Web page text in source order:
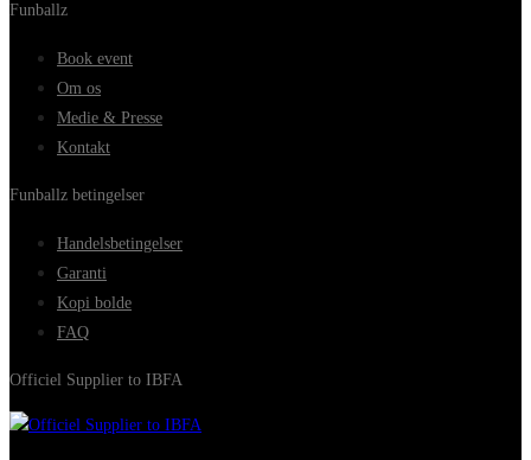
Funballz
Book event
Om os
Medie & Presse
Kontakt
Funballz betingelser
Handelsbetingelser
Garanti
Kopi bolde
FAQ
Officiel Supplier to IBFA